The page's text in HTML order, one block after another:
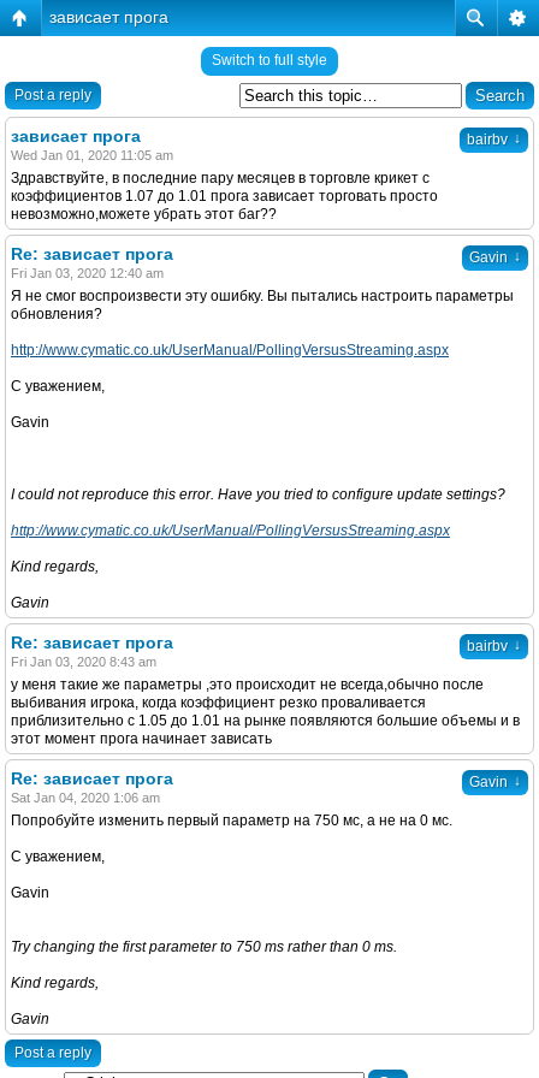
зависает прога
Switch to full style
Post a reply
bairbv ↓
зависает прога
Wed Jan 01, 2020 11:05 am
Здравствуйте, в последние пару месяцев в торговле крикет с
коэффициентов 1.07 до 1.01 прога зависает торговать просто
невозможно,можете убрать этот баг??
Gavin ↓
Re: зависает прога
Fri Jan 03, 2020 12:40 am
Я не смог воспроизвести эту ошибку. Вы пытались настроить параметры
обновления?
http://www.cymatic.co.uk/UserManual/PollingVersusStreaming.aspx
С уважением,
Gavin
I could not reproduce this error. Have you tried to configure update settings?
http://www.cymatic.co.uk/UserManual/PollingVersusStreaming.aspx
Kind regards,
Gavin
bairbv ↓
Re: зависает прога
Fri Jan 03, 2020 8:43 am
у меня такие же параметры ,это происходит не всегда,обычно после
выбивания игрока, когда коэффициент резко проваливается
приблизительно с 1.05 до 1.01 на рынке появляются большие объемы и в
этот момент прога начинает зависать
Gavin ↓
Re: зависает прога
Sat Jan 04, 2020 1:06 am
Попробуйте изменить первый параметр на 750 мс, а не на 0 мс.
С уважением,
Gavin
Try changing the first parameter to 750 ms rather than 0 ms.
Kind regards,
Gavin
Post a reply